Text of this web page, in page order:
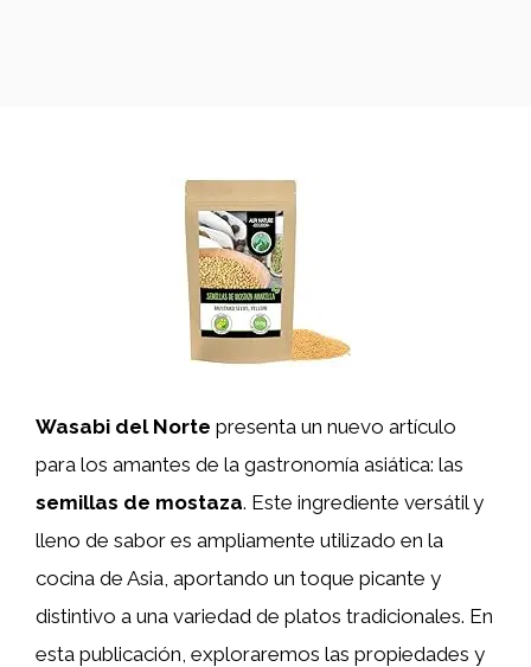
Wasabi del Norte presenta un nuevo artículo
para los amantes de la gastronomía asiática: las
semillas de mostaza. Este ingrediente versátil y
lleno de sabor es ampliamente utilizado en la
cocina de Asia, aportando un toque picante y
distintivo a una variedad de platos tradicionales. En
esta publicación, exploraremos las propiedades y